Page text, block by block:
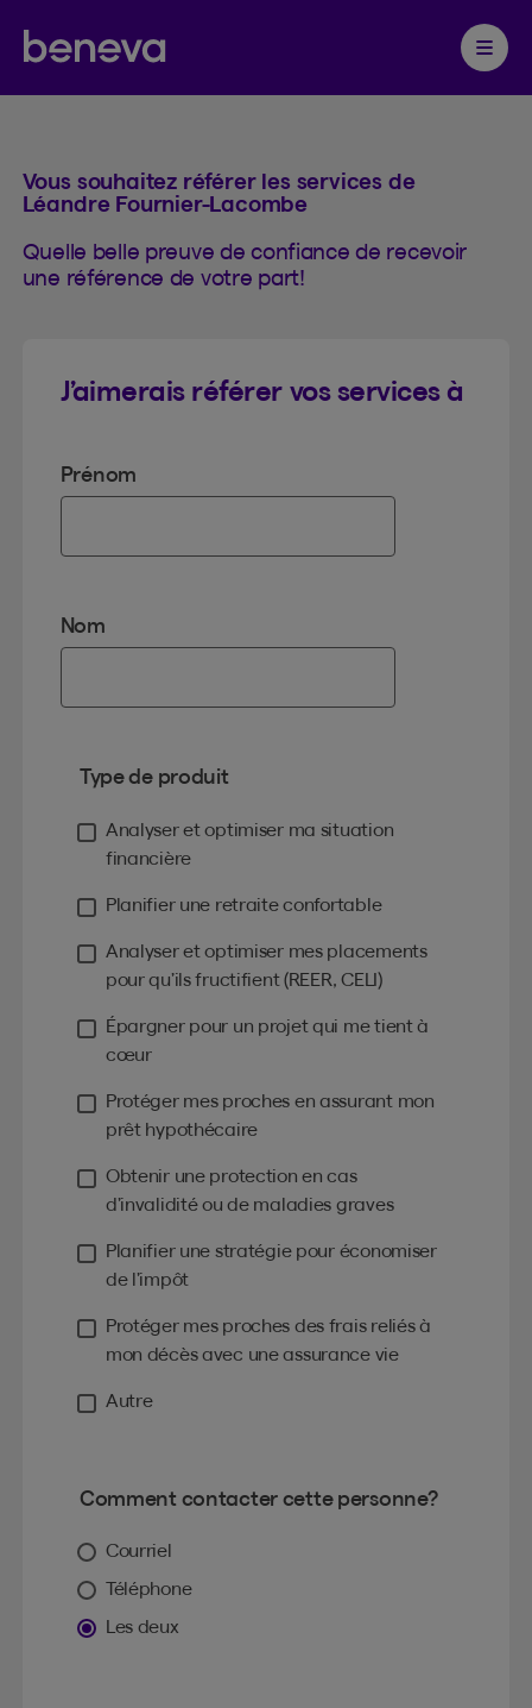
Partenaire Beneva
Ouvrir
Référence
Vous souhaitez référer les services de
Léandre Fournier-Lacombe
Quelle belle preuve de confiance de recevoir
une référence de votre part!
J’aimerais référer vos services à
Prénom
Nom
Type de produit
Analyser et optimiser ma situation
financière
Planifier une retraite confortable
Analyser et optimiser mes placements
pour qu’ils fructifient (REER, CELI)
Épargner pour un projet qui me tient à
cœur
Protéger mes proches en assurant mon
prêt hypothécaire
Obtenir une protection en cas
d’invalidité ou de maladies graves
Planifier une stratégie pour économiser
de l’impôt
Protéger mes proches des frais reliés à
mon décès avec une assurance vie
Autre
Comment contacter cette personne?
Courriel
Téléphone
Les deux